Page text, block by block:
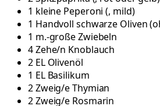
1 kleine Peperoni (, mild)
1 Handvoll schwarze Oliven (
1 m.-großeZwiebeln
4Zehe/n Knoblauch
2 EL Olivenöl
1 EL Basilikum
2Zweig/eThymian
2Zweig/e Rosmarin